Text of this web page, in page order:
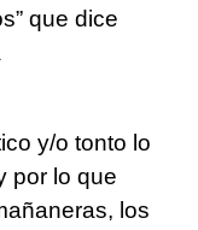
que dice
y/o tonto lo
por lo que
los